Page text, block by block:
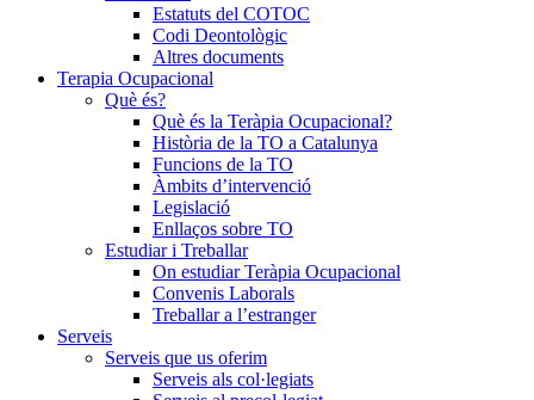
Estatuts del COTOC
Codi Deontològic
Altres documents
Terapia Ocupacional
Què és?
Què és la Teràpia Ocupacional?
Història de la TO a Catalunya
Funcions de la TO
Àmbits d’intervenció
Legislació
Enllaços sobre TO
Estudiar i Treballar
On estudiar Teràpia Ocupacional
Convenis Laborals
Treballar a l’estranger
Serveis
Serveis que us oferim
Serveis als col·legiats